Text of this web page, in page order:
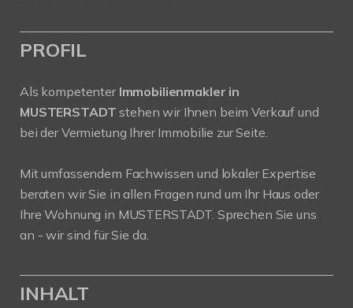
PROFIL
Als kompetenter Immobilienmakler in
MUSTERSTADT stehen wir Ihnen beim Verkauf und
bei der Vermietung Ihrer Immobilie zur Seite.
Mit umfassendem Fachwissen und lokaler Expertise
beraten wir Sie in allen Fragen rund um Ihr Haus oder
Ihre Wohnung in MUSTERSTADT. Sprechen Sie uns
an - wir sind für Sie da.
INHALT